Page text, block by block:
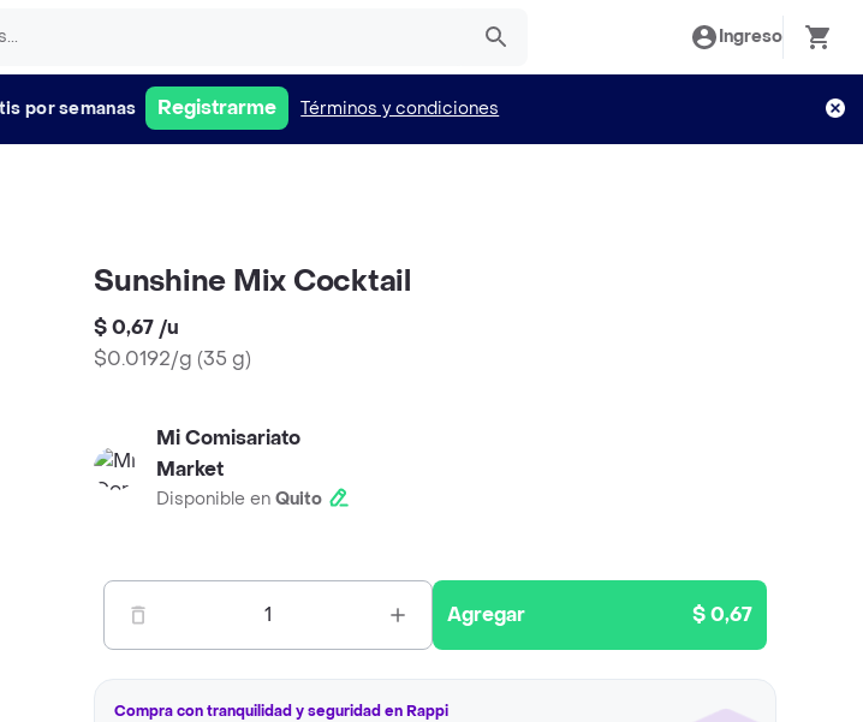
Ingreso
por semanas Registrarme Términos y condiciones
Sunshine Mix Cocktail
$ 0,67 /u
$0.0192/g (35 g)
Mi Comisariato
Market
Disponible en Quito
1 Agregar $ 0,67
Compra con tranquilidad y seguridad en Rappi